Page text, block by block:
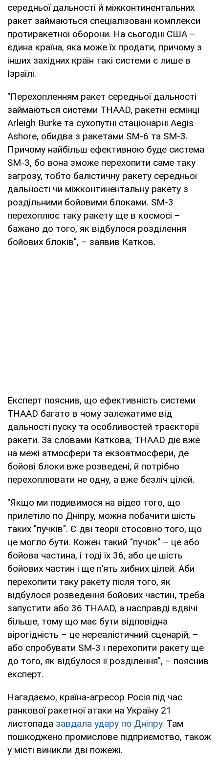
середньої дальності й міжконтинентальних
ракет займаються спеціалізовані комплекси
протиракетної оборони. На сьогодні США –
єдина країна, яка може їх продати, причому з
інших західних країн такі системи є лише в
Ізраїлі.
"Перехопленням ракет середньої дальності
займаються системи THAAD, ракетні есмінці
Arleigh Burke та сухопутні стаціонарні Aegis
Ashore, обидва з ракетами SM-6 та SM-3.
Причому найбільш ефективною буде система
SM-3, бо вона зможе перехопити саме таку
загрозу, тобто балістичну ракету середньої
дальності чи міжконтинентальну ракету з
роздільними бойовими блоками. SM-3
перехоплює таку ракету ще в космосі –
бажано до того, як відбулося розділення
бойових блоків", – заявив Катков.
Експерт пояснив, що ефективність системи
THAAD багато в чому залежатиме від
дальності пуску та особливостей траєкторії
ракети. За словами Каткова, THAAD діє вже
на межі атмосфери та екзоатмосфери, де
бойові блоки вже розведені, й потрібно
перехоплювати не одну, а вже безліч цілей.
"Якщо ми подивимося на відео того, що
прилетіло по Дніпру, можна побачити шість
таких "пучків". Є дві теорії стосовно того, що
це могло бути. Кожен такий "пучок" – це або
бойова частина, і тоді їх 36, або це шість
бойових частин і ще п’ять хибних цілей. Аби
перехопити таку ракету після того, як
відбулося розведення бойових частин, треба
запустити або 36 THAAD, а насправді вдвічі
більше, тому що має бути відповідна
вірогідність – це нереалістичний сценарій, –
або спробувати SM-3 і перехопити ракету ще
до того, як відбулося її розділення", – пояснив
експерт.
Нагадаємо, країна-агресор Росія під час
ранкової ракетної атаки на Україну 21
листопада завдала удару по Дніпру. Там
пошкоджено промислове підприємство, також
у місті виникли дві пожежі.